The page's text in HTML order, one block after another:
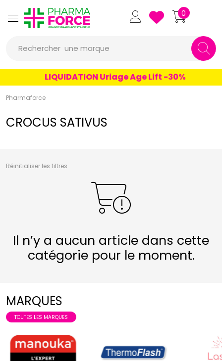
Pharmaforce Grande Pharmacie
0
Rechercher
un conseil
un produit
une marque
LIQUIDATION Uriage Age Lift -30%
Pharmaforce
CROCUS SATIVUS
Réinitialiser les filtres
Il n’y a aucun article dans cette
catégorie pour le moment.
MARQUES
TOUTES LES MARQUES